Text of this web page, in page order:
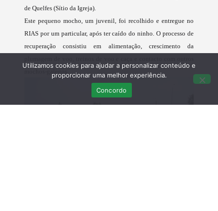
de Quelfes (Sítio da Igreja).
Este pequeno mocho, um juvenil, foi recolhido e entregue no
RIAS por um particular, após ter caído do ninho. O processo de
recuperação consistiu em alimentação, crescimento da
Utilizamos cookies para ajudar a personalizar conteúdo e
proporcionar uma melhor experiência.
Concordo